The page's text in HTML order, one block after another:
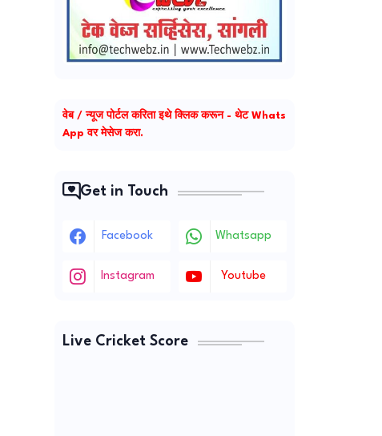
वेब / न्यूज पोर्टल करिता इथे क्लिक करून - थेट Whats
App वर मेसेज करा.
Get in Touch
Facebook Whatsapp
Instagram Youtube
Live Cricket Score